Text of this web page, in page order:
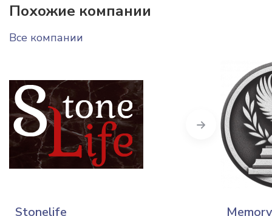
Похожие компании
Все компании
Stonelife
Next